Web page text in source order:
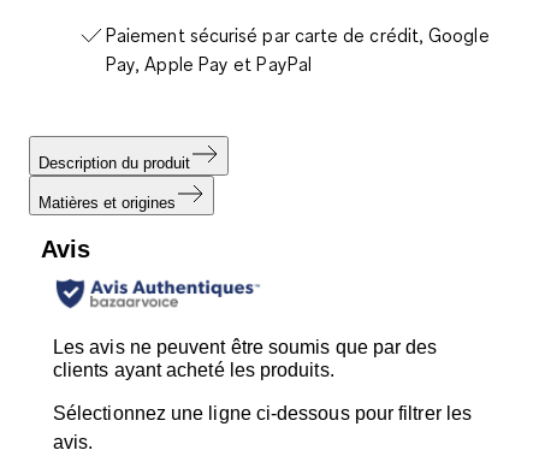
Paiement sécurisé par carte de crédit, Google
Pay, Apple Pay et PayPal
Description du produit
Matières et origines
Avis
Les avis ne peuvent être soumis que par des
clients ayant acheté les produits.
Sélectionnez une ligne ci-dessous pour filtrer les
avis.